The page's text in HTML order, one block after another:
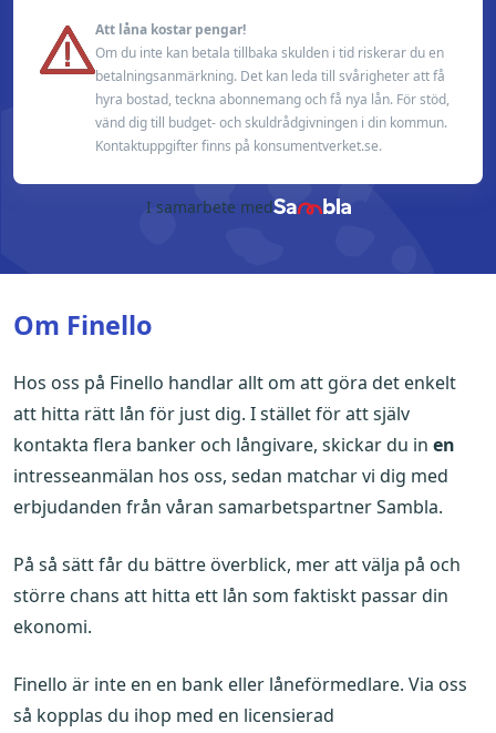
Att låna kostar pengar!
Om du inte kan betala tillbaka skulden i tid riskerar du en
betalningsanmärkning. Det kan leda till svårigheter att få
hyra bostad, teckna abonnemang och få nya lån. För stöd,
vänd dig till budget- och skuldrådgivningen i din kommun.
Kontaktuppgifter finns på konsumentverket.se.
I samarbete med
Om Finello
Hos oss på Finello handlar allt om att göra det enkelt
att hitta rätt lån för just dig. I stället för att själv
kontakta flera banker och långivare, skickar du in en
intresseanmälan hos oss, sedan matchar vi dig med
erbjudanden från våran samarbetspartner Sambla.
På så sätt får du bättre överblick, mer att välja på och
större chans att hitta ett lån som faktiskt passar din
ekonomi.
Finello är inte en en bank eller låneförmedlare. Via oss
så kopplas du ihop med en licensierad